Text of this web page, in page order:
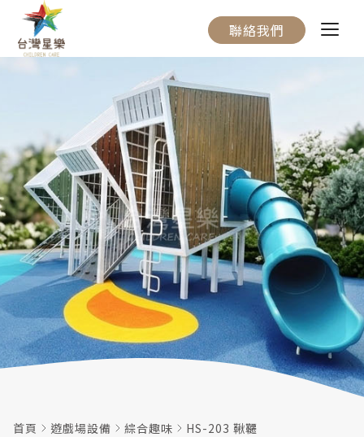
聯絡我們
關於我們
服務流程
產品介紹
實際案例
聯絡我們
首頁 遊戲場設備 綜合趣味 HS-203 鞦韆